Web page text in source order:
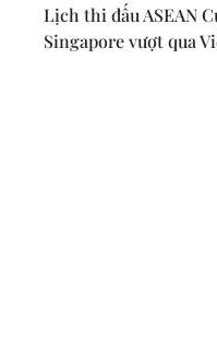
Lịch thi đấu ASEAN
Singapore vượt qua